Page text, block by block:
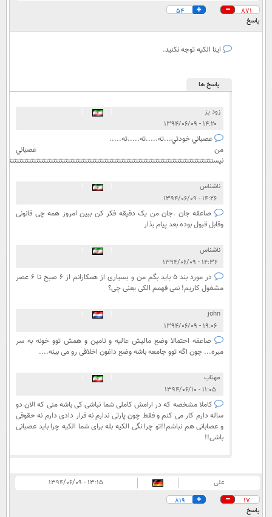
871
54
پاسخ
اینا الکیه توجه نکنید.
پاسخ ها
زود پز
۱۴:۲۰ - ۱۳۹۴/۰۶/۰۹
عصباني خودتي...ته.....ته.....ته.....
من عصباني
ناشناس
۱۴:۲۶ - ۱۳۹۴/۰۶/۰۹
صاعقه جان .جان من یک دقیقه فکر کن ببین امروز همه چی قانونی
وقابل قبول بوده بعد پیام بذار
ناشناس
۱۴:۳۶ - ۱۳۹۴/۰۶/۰۹
در مورد بند 5 باید بگم من و بسیاری از همکارانم از 6 صبح تا 6 عصر
مشغول کاریم! نمی فهمم الکی یعنی چی؟
john
۱۹:۰۶ - ۱۳۹۴/۰۶/۰۹
صاعقه احتمالا وضع مالیش عالیه و تامین و همش توو خونه به سر
مبره... چون اگه توو جامعه باشه وضع داغون اخلاقی رو می بینه....
مهتاب
۱۱:۰۵ - ۱۳۹۴/۰۶/۱۰
کاملا مشخصه که در ارامش کاملی شما نباشی کی باشه منی که الان دو
ساله دارم کار می کنم و فقط چون پارتی ندارم نه قرار دادی دارم نه حقوقی
و عصابانی هم نباشم!!تو چرا نگی الکیه بله برای شما الکیه چرا باید عصبانی
باشی!!
علی
۱۳:۱۵ - ۱۳۹۴/۰۶/۰۹
17
819
پاسخ